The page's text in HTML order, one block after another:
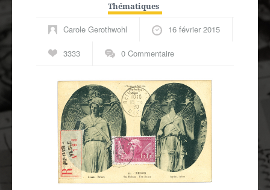
Thématiques
Carole Gerothwohl 16 février 2015
3333 0 Commentaire